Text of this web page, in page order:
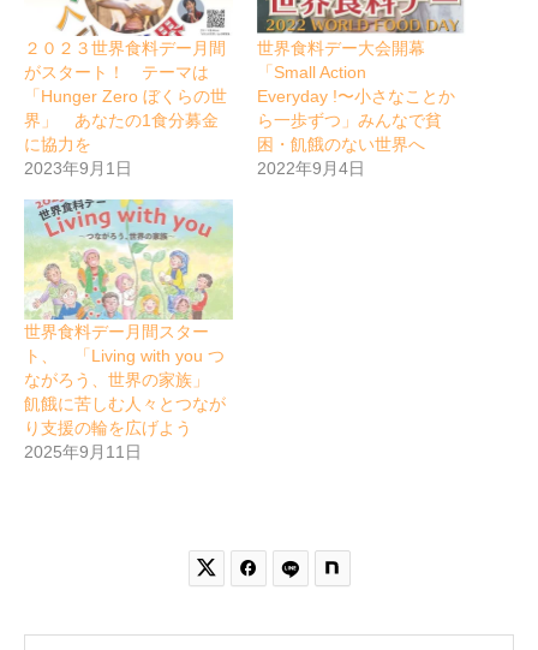
２０２３世界食料デー月間
がスタート！ テーマは
「Hunger Zero ぼくらの世
界」 あなたの1食分募金
に協力を
2023年9月1日
世界食料デー大会開幕
「Small Action
Everyday !〜小さなことか
ら一歩ずつ」みんなで貧
困・飢餓のない世界へ
2022年9月4日
世界食料デー月間スター
ト、 「Living with you つ
ながろう、世界の家族」
飢餓に苦しむ人々とつなが
り支援の輪を広げよう
2025年9月11日
 